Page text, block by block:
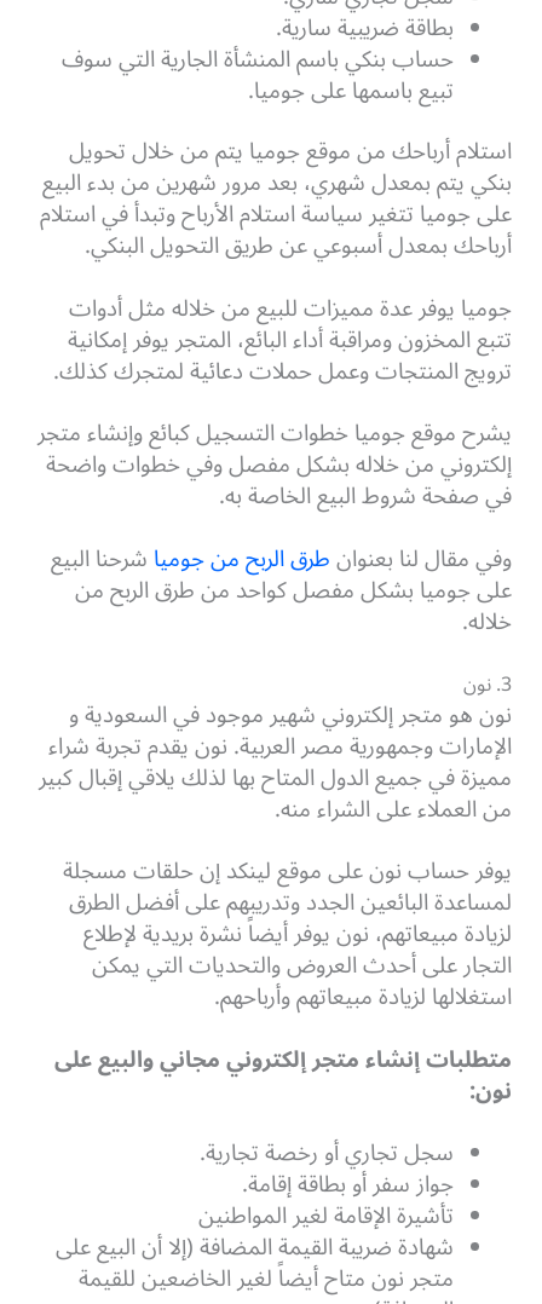
بطاقة ضريبية سارية.
حساب بنكي باسم المنشأة الجارية التي سوف
تبيع باسمها على جوميا.
استلام أرباحك من موقع جوميا يتم من خلال تحويل
بنكي يتم بمعدل شهري، بعد مرور شهرين من بدء البيع
على جوميا تتغير سياسة استلام الأرباح وتبدأ في استلام
أرباحك بمعدل أسبوعي عن طريق التحويل البنكي.
جوميا يوفر عدة مميزات للبيع من خلاله مثل أدوات
تتبع المخزون ومراقبة أداء البائع، المتجر يوفر إمكانية
ترويج المنتجات وعمل حملات دعائية لمتجرك كذلك.
يشرحموقع جوميا خطوات التسجيل كبائع وإنشاء متجر
إلكترونيمن خلاله بشكل مفصل وفي خطوات واضحة
في صفحة شروط البيع الخاصة به.
وفي مقال لنا بعنوانطرق الربح من جومياشرحنا البيع
على جوميا بشكل مفصل كواحد من طرق الربح من
خلاله.
3. نون
نون هو متجر إلكتروني شهير موجود في السعودية و
الإمارات وجمهورية مصر العربية. نون يقدم تجربة شراء
مميزة في جميع الدول المتاح بها لذلك يلاقي إقبال كبير
من العملاء على الشراء منه.
يوفر حساب نون علىموقعلينكد إنحلقات مسجلة
لمساعدة البائعين الجدد وتدريبهم على أفضل الطرق
لزيادة مبيعاتهم، نون يوفر أيضاً نشرة بريدية لإطلاع
التجار على أحدث العروض والتحديات التي يمكن
استغلالها لزيادة مبيعاتهم وأرباحهم.
متطلبات إنشاء متجر إلكتروني مجاني والبيع على
نون:
سجل تجاري أو رخصة تجارية.
جواز سفر أو بطاقة إقامة.
تأشيرة الإقامة لغير المواطنين
شهادة ضريبة القيمة المضافة (إلا أن البيع على
متجر نون متاح أيضاً لغير الخاضعين للقيمة